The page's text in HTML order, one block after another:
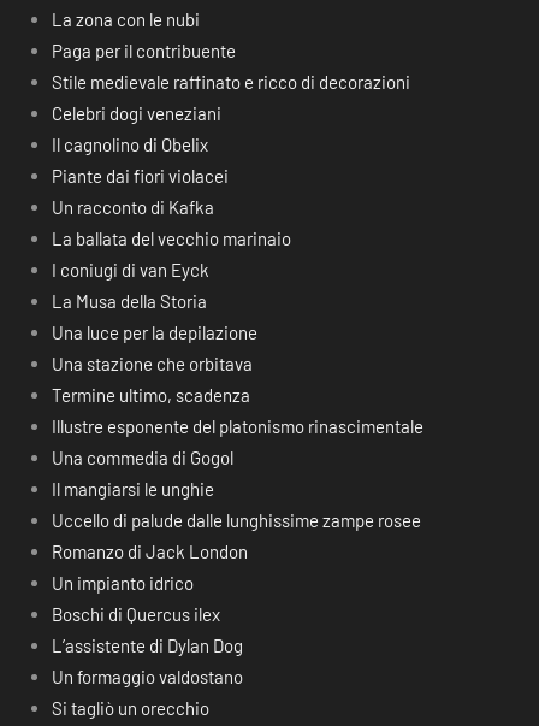
La zona con le nubi
Paga per il contribuente
Stile medievale raffinato e ricco di decorazioni
Celebri dogi veneziani
Il cagnolino di Obelix
Piante dai fiori violacei
Un racconto di Kafka
La ballata del vecchio marinaio
I coniugi di van Eyck
La Musa della Storia
Una luce per la depilazione
Una stazione che orbitava
Termine ultimo, scadenza
Illustre esponente del platonismo rinascimentale
Una commedia di Gogol
Il mangiarsi le unghie
Uccello di palude dalle lunghissime zampe rosee
Romanzo di Jack London
Un impianto idrico
Boschi di Quercus ilex
L’assistente di Dylan Dog
Un formaggio valdostano
Si tagliò un orecchio